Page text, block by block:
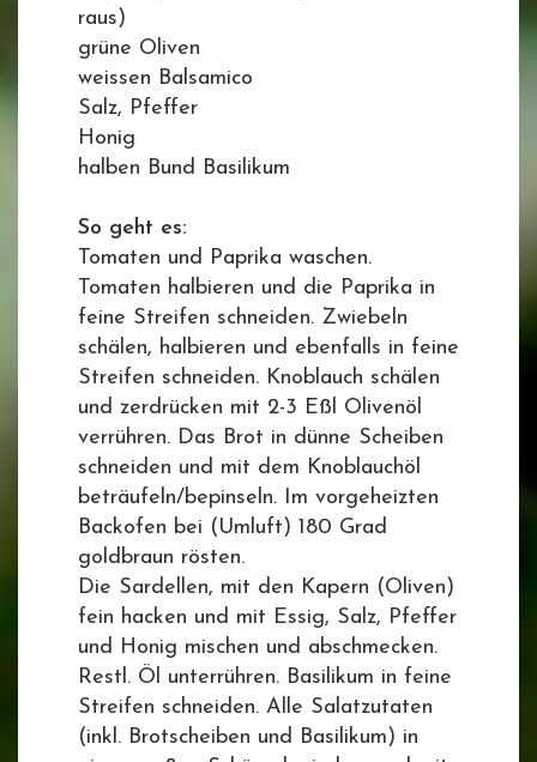
raus)
grüne Oliven
weissen Balsamico
Salz, Pfeffer
Honig
halben Bund Basilikum
So geht es:
Tomaten und Paprika waschen.
Tomaten halbieren und die Paprika in
feine Streifen schneiden. Zwiebeln
schälen, halbieren und ebenfalls in feine
Streifen schneiden. Knoblauch schälen
und zerdrücken mit 2-3 Eßl Olivenöl
verrühren. Das Brot in dünne Scheiben
schneiden und mit dem Knoblauchöl
beträufeln/bepinseln. Im vorgeheizten
Backofen bei (Umluft) 180 Grad
goldbraun rösten.
Die Sardellen, mit den Kapern (Oliven)
fein hacken und mit Essig, Salz, Pfeffer
und Honig mischen und abschmecken.
Restl. Öl unterrühren. Basilikum in feine
Streifen schneiden. Alle Salatzutaten
(inkl. Brotscheiben und Basilikum) in